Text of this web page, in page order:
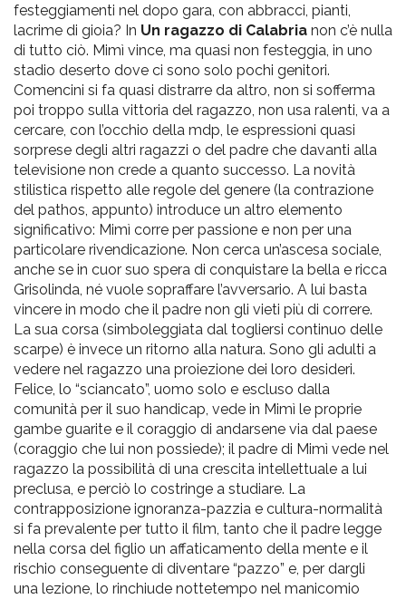
festeggiamenti nel dopo gara, con abbracci, pianti,
lacrime di gioia? In Un ragazzo di Calabria non c’è nulla
di tutto ciò. Mimì vince, ma quasi non festeggia, in uno
stadio deserto dove ci sono solo pochi genitori.
Comencini si fa quasi distrarre da altro, non si sofferma
poi troppo sulla vittoria del ragazzo, non usa ralenti, va a
cercare, con l’occhio della mdp, le espressioni quasi
sorprese degli altri ragazzi o del padre che davanti alla
televisione non crede a quanto successo. La novità
stilistica rispetto alle regole del genere (la contrazione
del pathos, appunto) introduce un altro elemento
significativo: Mimì corre per passione e non per una
particolare rivendicazione. Non cerca un’ascesa sociale,
anche se in cuor suo spera di conquistare la bella e ricca
Grisolinda, né vuole sopraffare l’avversario. A lui basta
vincere in modo che il padre non gli vieti più di correre.
La sua corsa (simboleggiata dal togliersi continuo delle
scarpe) è invece un ritorno alla natura. Sono gli adulti a
vedere nel ragazzo una proiezione dei loro desideri.
Felice, lo “sciancato”, uomo solo e escluso dalla
comunità per il suo handicap, vede in Mimì le proprie
gambe guarite e il coraggio di andarsene via dal paese
(coraggio che lui non possiede); il padre di Mimì vede nel
ragazzo la possibilità di una crescita intellettuale a lui
preclusa, e perciò lo costringe a studiare. La
contrapposizione ignoranza-pazzia e cultura-normalità
si fa prevalente per tutto il film, tanto che il padre legge
nella corsa del figlio un affaticamento della mente e il
rischio conseguente di diventare “pazzo” e, per dargli
una lezione, lo rinchiude nottetempo nel manicomio